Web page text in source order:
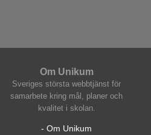
Om Unikum
Sveriges största webbtjänst för
samarbete kring mål, planer och
kvalitet i skolan.
- Om Unikum